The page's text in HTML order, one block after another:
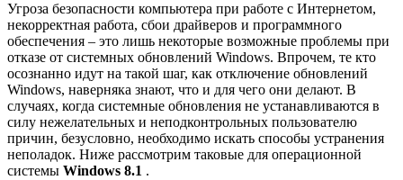
Угроза безопасности компьютера при работе с Интернетом,
некорректная работа, сбои драйверов и программного
обеспечения – это лишь некоторые возможные проблемы при
отказе от системных обновлений Windows. Впрочем, те кто
осознанно идут на такой шаг, как отключение обновлений
Windows, наверняка знают, что и для чего они делают. В
случаях, когда системные обновления не устанавливаются в
силу нежелательных и неподконтрольных пользователю
причин, безусловно, необходимо искать способы устранения
неполадок. Ниже рассмотрим таковые для операционной
системы Windows 8.1 .